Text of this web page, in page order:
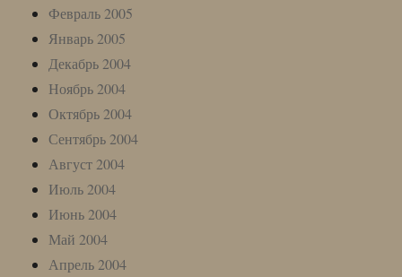
Февраль 2005
Январь 2005
Декабрь 2004
Ноябрь 2004
Октябрь 2004
Сентябрь 2004
Август 2004
Июль 2004
Июнь 2004
Май 2004
Апрель 2004